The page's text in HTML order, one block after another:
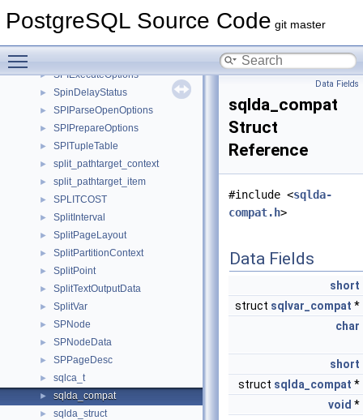
PostgreSQL Source Code git master
► spgxlogVacuumRedirect
► SPIExecuteOptions
► SpinDelayStatus
► SPIParseOpenOptions
► SPIPrepareOptions
► SPITupleTable
► split_pathtarget_context
► split_pathtarget_item
► SPLITCOST
► SplitInterval
► SplitPageLayout
► SplitPartitionContext
► SplitPoint
► SplitTextOutputData
► SplitVar
► SPNode
► SPNodeData
► SPPageDesc
► sqlca_t
► sqlda_compat
► sqlda_struct
Data Fields
sqlda_compat
Struct
Reference
#include <sqlda-
compat.h>
Data Fields
short
struct sqlvar_compat *
char
short
struct sqlda_compat *
void *